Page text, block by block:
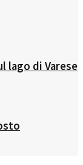
lago di Varese